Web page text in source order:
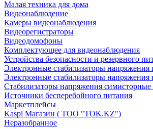
Малая техника для дома
Видеонаблюдение
Камеры видеонаблюдения
Видеорегистраторы
Видеодомофоны
Комплектующее для видеонаблюдения
Устройства безопасности и резервного
Электронные стабилизаторы напряжения
Электронные стабилизаторы напряжения
Стабилизаторы напряжения
Источники бесперебойного питания
Маркетплейсы
Kaspi Магазин ( ТОО "TOK.KZ")
Неразобранное